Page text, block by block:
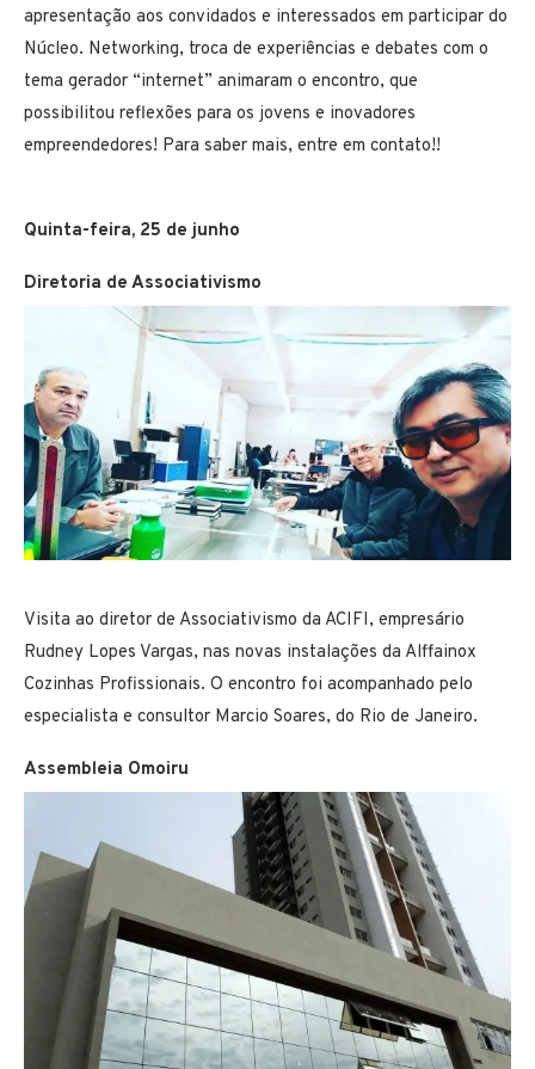
apresentação aos convidados e interessados em participar do
Núcleo. Networking, troca de experiências e debates com o
tema gerador “internet” animaram o encontro, que
possibilitou reflexões para os jovens e inovadores
empreendedores! Para saber mais, entre em contato!!
Quinta-feira, 25 de junho
Diretoria de Associativismo
Visita ao diretor de Associativismo da ACIFI, empresário
Rudney Lopes Vargas, nas novas instalações da Alffainox
Cozinhas Profissionais. O encontro foi acompanhado pelo
especialista e consultor Marcio Soares, do Rio de Janeiro.
Assembleia Omoiru